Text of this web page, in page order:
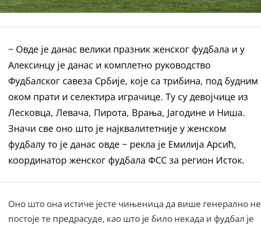
− Овде је данас велики празник женског фудбала и у
Алексинцу је данас и комплетно руководство
Фудбалског савеза Србије, које са трибина, под будним
оком прати и селектира играчице. Ту су девојчице из
Лесковца, Левача, Пирота, Врања, Јагодине и Ниша.
Значи све оно што је најквалитетније у женском
фудбалу то је данас овде − рекла је Емилија Арсић,
координатор женског фудбала ФСС за регион Исток.
Оно што она истиче јесте чињеница да више генерално не
постоје те предрасуде, као што је било некада и фудбал је